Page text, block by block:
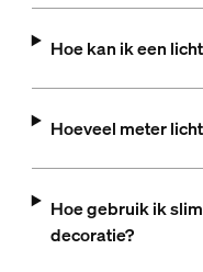
Hoe kan ik een
Hoeveel meter
Hoe gebruik ik
decoratie?